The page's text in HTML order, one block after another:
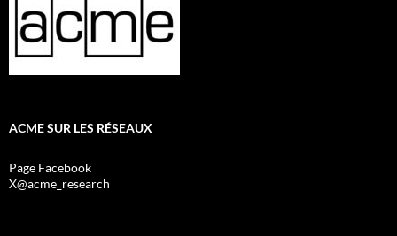
ACME SUR LES RÉSEAUX
Page Facebook
X@acme_research